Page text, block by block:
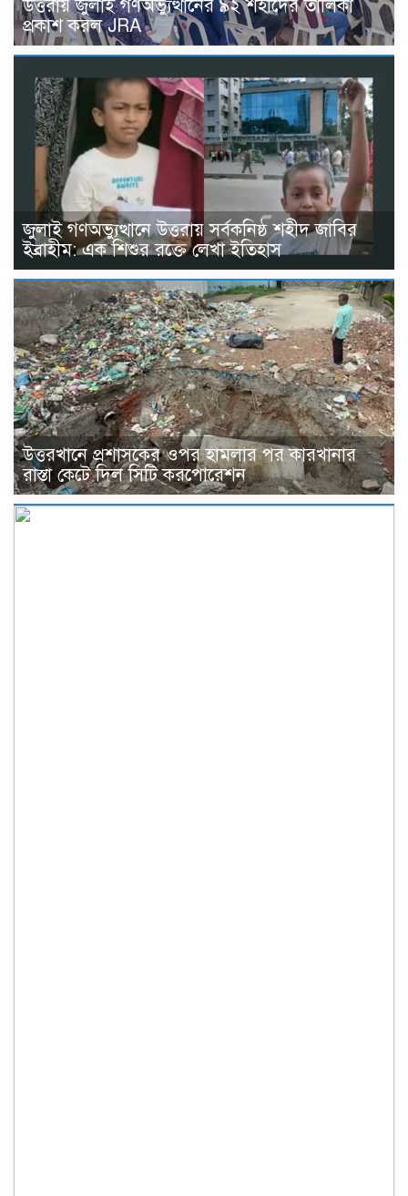
উত্তরায় জুলাই গণঅভ্যুত্থানের ৯২ শহীদের তালিকা
প্রকাশ করল JRA
জুলাই গণঅভ্যুত্থানে উত্তরায় সর্বকনিষ্ঠ শহীদ জাবির
ইব্রাহীম: এক শিশুর রক্তে লেখা ইতিহাস
উত্তরখানে প্রশাসকের ওপর হামলার পর কারখানার
রাস্তা কেটে দিল সিটি করপোরেশন